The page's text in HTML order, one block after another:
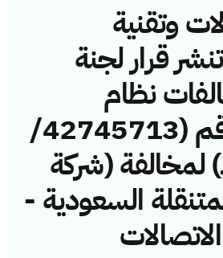
وتقنية
قرار لجنة
نظام
الاتصالات رقم (42745713/
لمخالفة (شركة
السعودية -